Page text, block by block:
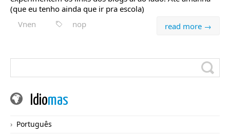
(que eu tenho ainda que ir pra escola)
read more →
Vnen nop
Idiomas
Português